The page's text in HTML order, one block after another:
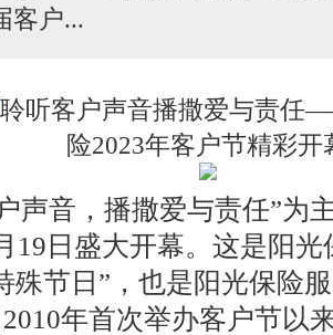
客户...
声音，播撒爱与责任”为
19日盛大开幕。这是阳
殊节日”，也是阳光保险
年首次举办客户节以